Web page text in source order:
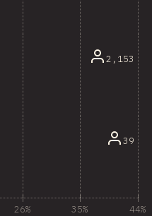
2,153
39
26% 35% 44%